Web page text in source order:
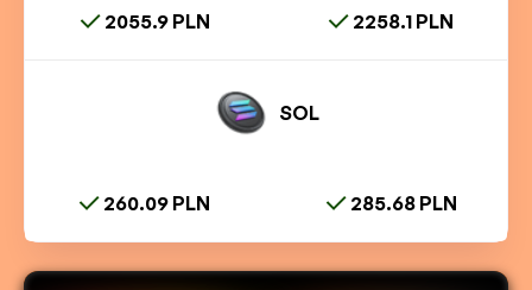
2055.9 PLN 2258.1 PLN
SOL
260.09 PLN 285.68 PLN